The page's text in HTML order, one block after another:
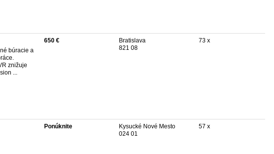
búracie a
znižuje
...
650 €
Bratislava
821 08
73 x
Ponúknite
Kysucké Nové Mesto
024 01
57 x